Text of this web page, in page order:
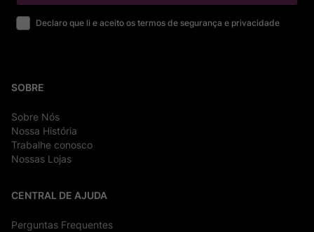
Declaro que li e aceito os termos de segurança e privacidade
SOBRE
Sobre Nós
Nossa História
Trabalhe conosco
Nossas Lojas
CENTRAL DE AJUDA
Perguntas Frequentes